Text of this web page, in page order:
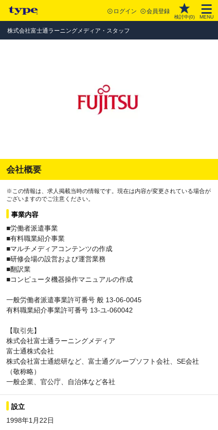
ログイン 会員登録
検討中(0) MENU
株式会社富士通ラーニングメディア・スタッフ
会社概要
※この情報は、求人掲載当時の情報です。現在は内容が変更されている場合が
ございますのでご注意ください。
事業内容
■労働者派遣事業
■有料職業紹介事業
■マルチメディアコンテンツの作成
■研修会場の設営および運営業務
■翻訳業
■コンピュータ機器操作マニュアルの作成
一般労働者派遣事業許可番号 般 13-06-0045
有料職業紹介事業許可番号 13-ユ-060042
【取引先】
株式会社富士通ラーニングメディア
富士通株式会社
株式会社富士通総研など、富士通グループソフト会社、SE会社
（敬称略）
一般企業、官公庁、自治体など各社
設立
1998年1月22日